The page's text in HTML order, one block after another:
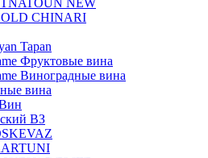
NEW
CHINARI
Tapan
Фруктовые вина
Виноградные вина
вина
ВЗ